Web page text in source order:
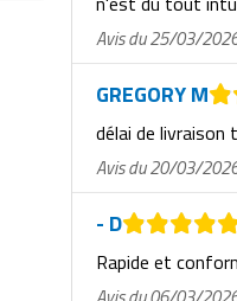
Avis du 25/03/
GREGORY M
délai de livraison
Avis du 20/03/
- D
Rapide et